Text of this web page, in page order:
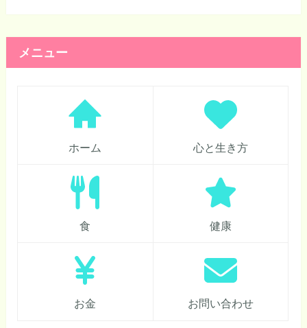
メニュー
ホーム 心と生き方
食 健康
お金 お問い合わせ